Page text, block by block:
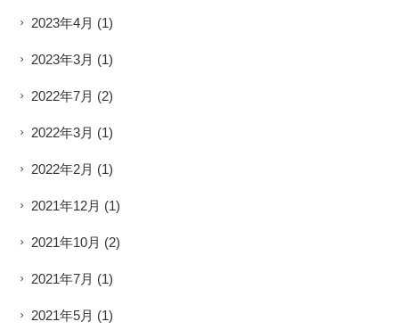
2023年4月 (1)
2023年3月 (1)
2022年7月 (2)
2022年3月 (1)
2022年2月 (1)
2021年12月 (1)
2021年10月 (2)
2021年7月 (1)
2021年5月 (1)